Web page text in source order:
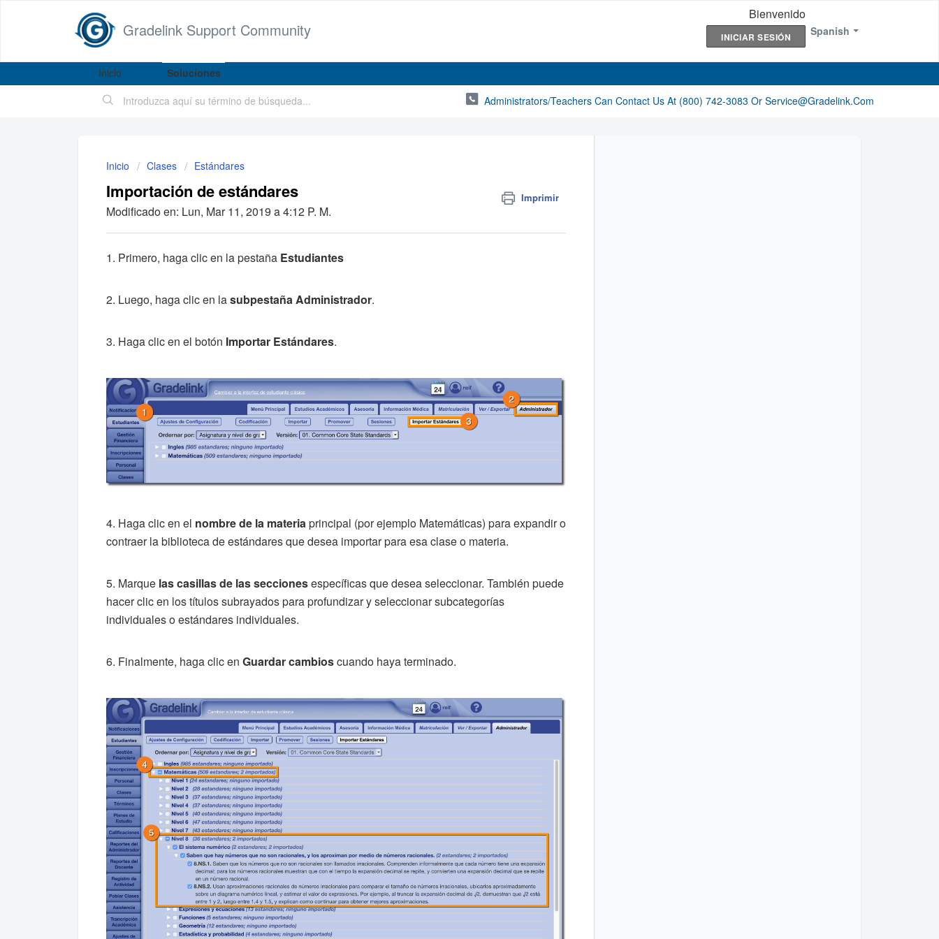
Gradelink Support Community Spanish
Bienvenido
INICIAR SESIÓN
Inicio
Soluciones
Administrators/Teachers Can Contact Us At (800) 742-3083 Or Service@gradelink.com
Inicio Clases Estándares
Importación de estándares Imprimir
Modificado en: Lun, Mar 11, 2019 a 4:12 P. M.
1. Primero, haga clic en la pestaña Estudiantes
2. Luego, haga clic en lasubpestaña Administrador.
3. Haga clic en el botón Importar Estándares.
4. Haga clic en el nombre de la materiaprincipal (por ejemplo Matemáticas) para expandir o
contraer la biblioteca de estándares que desea importar para esa clase o materia.
5. Marque las casillas de las seccionesespecíficas que desea seleccionar. También puede
hacer clic en los títulos subrayados para profundizar y seleccionar subcategorías
individuales o estándares individuales.
6. Finalmente, haga clic en Guardar cambioscuando haya terminado.